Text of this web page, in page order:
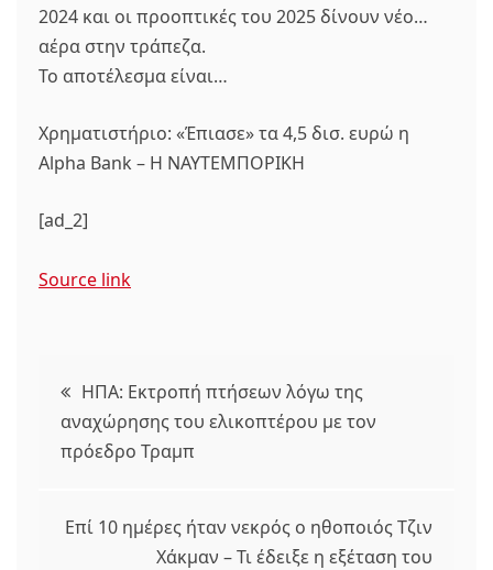
2024 και οι προοπτικές του 2025 δίνουν νέο…
αέρα στην τράπεζα.
Το αποτέλεσμα είναι…
Χρηματιστήριο: «Έπιασε» τα 4,5 δισ. ευρώ η
Alpha Bank – Η ΝΑΥΤΕΜΠΟΡΙΚΗ
[ad_2]
Source link
Πλοήγηση
άρθρων
ΗΠΑ: Εκτροπή πτήσεων λόγω της
αναχώρησης του ελικοπτέρου με τον
πρόεδρο Τραμπ
Επί 10 ημέρες ήταν νεκρός ο ηθοποιός Τζιν
Χάκμαν – Τι έδειξε η εξέταση του